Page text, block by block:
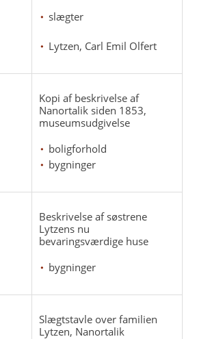
slægter
Lytzen, Carl Emil Olfert
Kopi af beskrivelse af
Nanortalik siden 1853,
museumsudgivelse
boligforhold
bygninger
Beskrivelse af søstrene
Lytzens nu
bevaringsværdige huse
bygninger
Slægtstavle over familien
Lytzen, Nanortalik